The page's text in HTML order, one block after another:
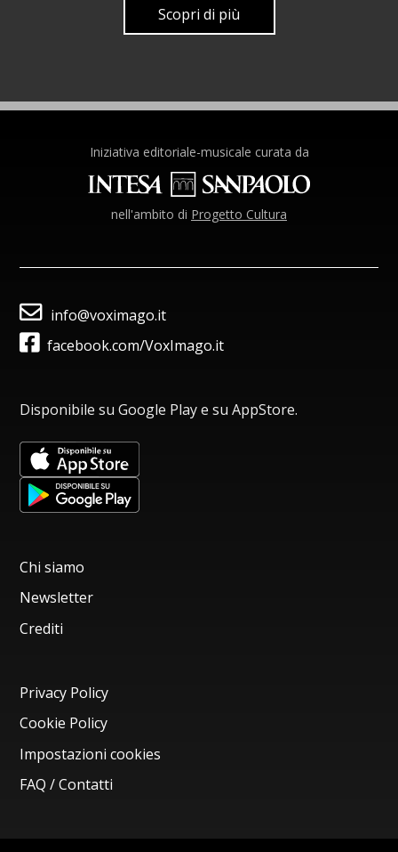
Scopri di più
Iniziativa editoriale-musicale curata da
nell'ambito di Progetto Cultura
info@voximago.it
facebook.com/VoxImago.it
Chi siamo
Newsletter
Crediti
Privacy Policy
Cookie Policy
Impostazioni cookies
FAQ / Contatti
Disponibile su Google Play e su AppStore.